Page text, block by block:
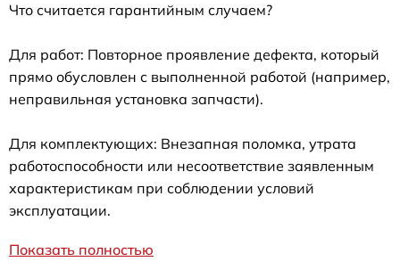
Что считается гарантийным случаем?
Для работ: Повторное проявление дефекта, который
прямо обусловлен с выполненной работой (например,
неправильная установка запчасти).
Для комплектующих: Внезапная поломка, утрата
работоспособности или несоответствие заявленным
характеристикам при соблюдении условий
эксплуатации.
Показать полностью